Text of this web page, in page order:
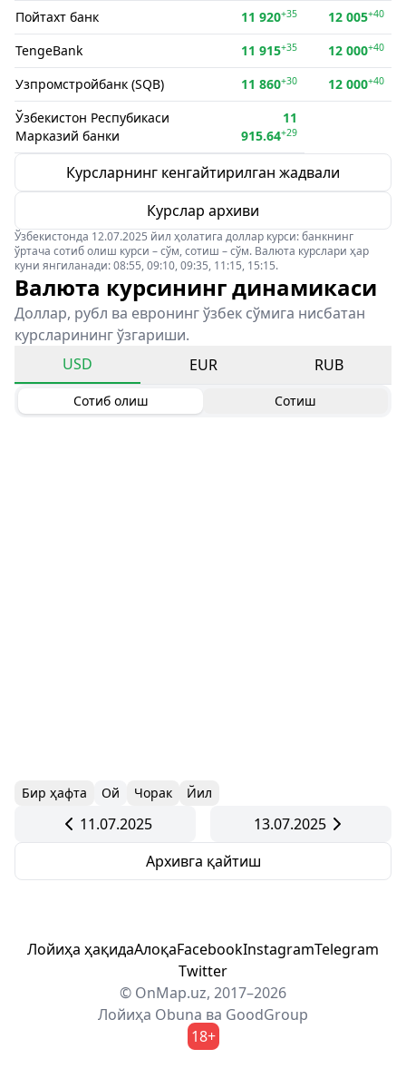
Пойтахт банк 11 920+35 12 005+40
TengeBank 11 915+35 12 000+40
Узпромстройбанк (SQB) 11 860+30 12 000+40
Ўзбекистон Респубикаси
Марказий банки
11
915.64+29
Курсларнинг кенгайтирилган жадвали
Курслар архиви
Ўзбекистонда 12.07.2025 йил ҳолатига доллар курси: банкнинг
ўртача сотиб олиш курси – сўм, сотиш – сўм. Валюта курслари ҳар
куни янгиланади: 08:55, 09:10, 09:35, 11:15, 15:15.
Валюта курсининг динамикаси
Доллар, рубл ва евронинг ўзбек сўмига нисбатан
курсларининг ўзгариши.
USD
EUR RUB
Сотиб олиш Сотиш
Бир ҳафта Ой Чорак Йил
11.07.2025
13.07.2025
Архивга қайтиш
Лойиҳа ҳақидаАлоқаFacebookInstagramTelegram
Twitter
© OnMap.uz, 2017–2026
Лойиҳа Obuna ва GoodGroup
18+